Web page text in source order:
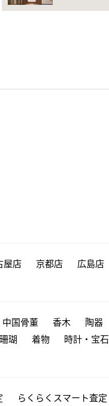
屋店 京都店
広島店
中国骨董 香木
陶器
珊瑚 着物
時計・宝石
らくらくスマート査定